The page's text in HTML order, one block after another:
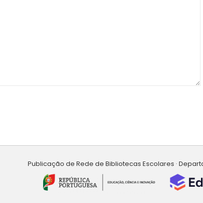
Publicação de Rede de Bibliotecas Escolares ·